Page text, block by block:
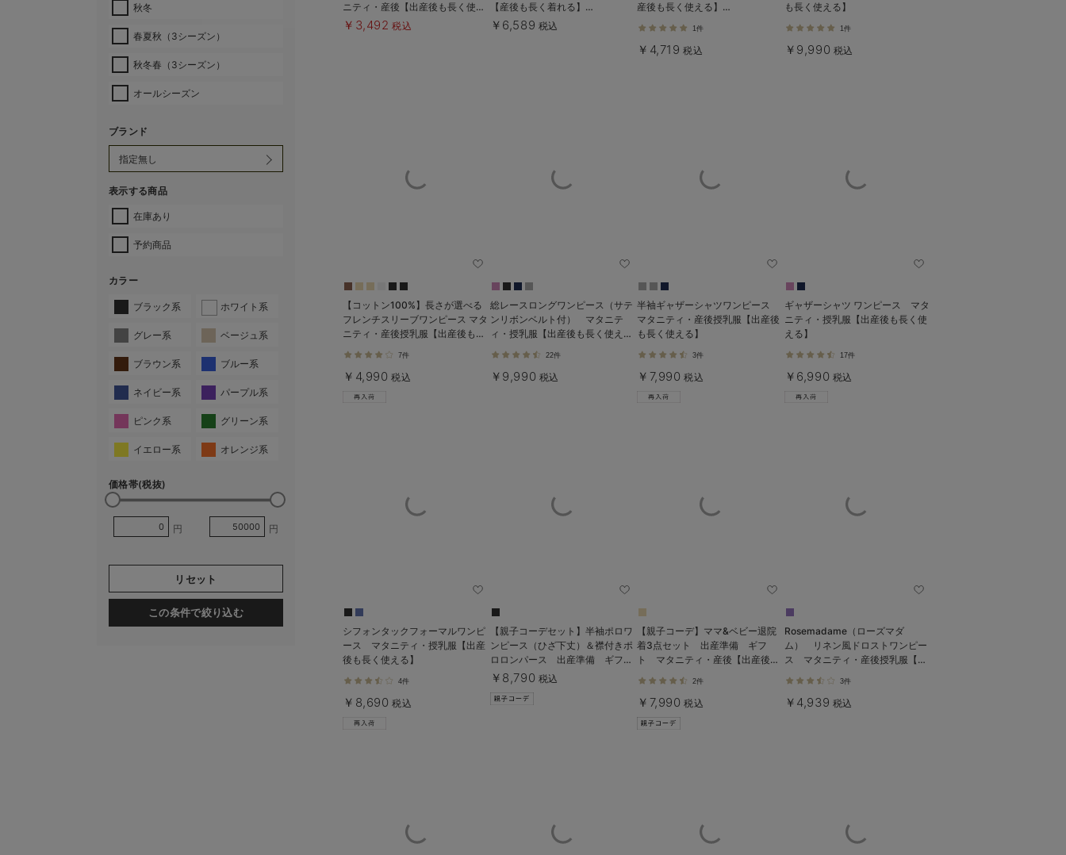
秋冬
春夏秋（3シーズン）
秋冬春（3シーズン）
オールシーズン
ブランド
表示する商品
在庫あり
予約商品
カラー
ブラック系 ホワイト系
グレー系 ベージュ系
ブラウン系 ブルー系
ネイビー系 パープル系
ピンク系 グリーン系
イエロー系 オレンジ系
価格帯(税抜)
円 円
リセット
この条件で絞り込む
ニティ・産後【出産後も長く使え
る】
￥3,492 税込
【産後も長く着れる】
Rosemadame（ローズマダム）
￥6,589 税込
産後も長く使える】
1件
￥4,719 税込
も長く使える】
1件
￥9,990 税込
【コットン100%】長さが選べる
フレンチスリーブワンピース マタ
ニティ・産後授乳服【出産後も長
7件
￥4,990 税込
総レースロングワンピース（サテ
ンリボンベルト付） マタニテ
ィ・授乳服【出産後も長く使え
22件
￥9,990 税込
半袖ギャザーシャツワンピース
マタニティ・産後授乳服【出産後
も長く使える】
3件
￥7,990 税込
ギャザーシャツ ワンピース マタ
ニティ・授乳服【出産後も長く使
える】
17件
￥6,990 税込
シフォンタックフォーマルワンピ
ース マタニティ・授乳服【出産
後も長く使える】
4件
￥8,690 税込
【親子コーデセット】半袖ポロワ
ンピース（ひざ下丈）＆襟付きポ
ロロンパース 出産準備 ギフ
ト マタニティ・授乳服
￥8,790 税込
【親子コーデ】ママ&ベビー退院
着3点セット 出産準備 ギフ
ト マタニティ・産後【出産後も
長く使える】
2件
￥7,990 税込
Rosemadame（ローズマダ
ム） リネン風ドロストワンピー
ス マタニティ・産後授乳服【出
産後も長く使える】
3件
￥4,939 税込